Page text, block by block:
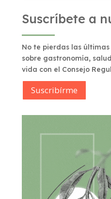
Suscríbete a
No te pierdas las
sobre gastronomía,
vida con el Consejo
Suscribírme